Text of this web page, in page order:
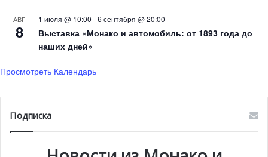
Это экономически трудное время наступает после
АВГ
8
1 июля @ 10:00 -6 сентября @ 20:00
Выставка «Монако и автомобиль: от 1893 года до
наших дней»
Просмотреть Календарь
Подписка